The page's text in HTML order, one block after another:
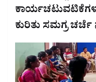
ಕುರಿತು ಸಮಗ್ರ